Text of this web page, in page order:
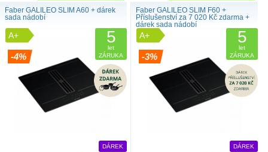
Faber GALILEO SLIM A60 + dárek
sada nádobí
A+
-4%
5
let
ZÁRUKA
DÁREK
Faber GALILEO SLIM F60 +
Příslušenství za 7 020 Kč zdarma +
dárek sada nádobí
A+
-3%
5
let
ZÁRUKA
DÁREK